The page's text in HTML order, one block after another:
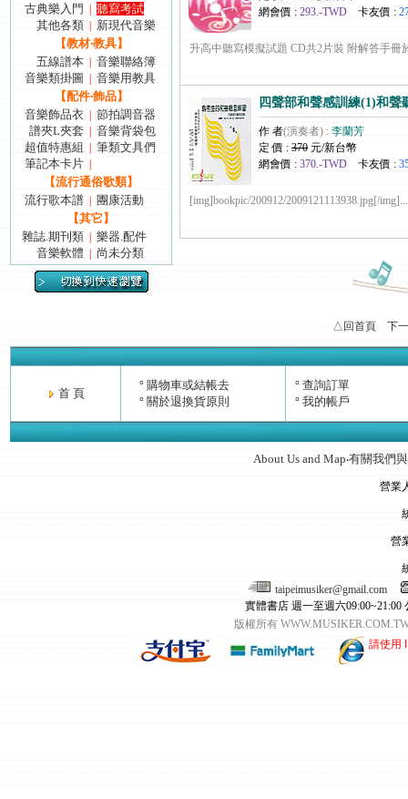
古典樂入門
聽寫考試
其他各類
新現代音樂
【教材‧教具】
五線譜本
音樂聯絡簿
音樂類掛圖
音樂用教具
【配件‧飾品】
音樂飾品衣
節拍調音器
譜夾L夾套
音樂背袋包
超值特惠組
筆類文具們
筆記本卡片
【流行通俗歌類】
流行歌本譜
團康活動
【其它】
雜誌.期刊類
樂器.配件
音樂軟體
尚未分類
網會價 : 293.-TWD 卡友價 :
升高中聽寫模擬試題 CD共2片裝 附解答手冊
四聲部和聲感訓練(1)和聲
作 者(演奏者) : 李蘭芳
定 價 : 370 元/新台幣
網會價 : 370.-TWD 卡友價 :
[img]bookpic/200912/2009121113938.jpg[/
△回首頁 下
首 頁
° 購物車或結帳去
° 關於退換貨原則
° 查詢訂單
° 我的帳戶
About Us and Map‧有關我們
營業
營
taipeimusiker@gmail.com
實體書店 週一至週六09:00~21:00
版權所有
請使用